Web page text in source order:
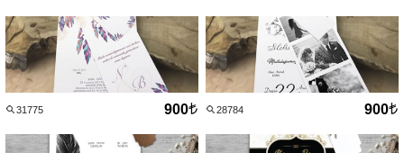
31775 900 28784 900